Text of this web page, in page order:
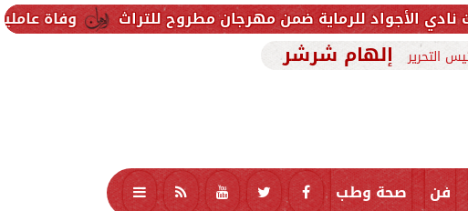
وفاة عاملين متأثرين ضمن مهرجان مطروح للتراث
التحرير إلهام شرشر
فن صحة وطب تكنولوجيا منوعات محافظات